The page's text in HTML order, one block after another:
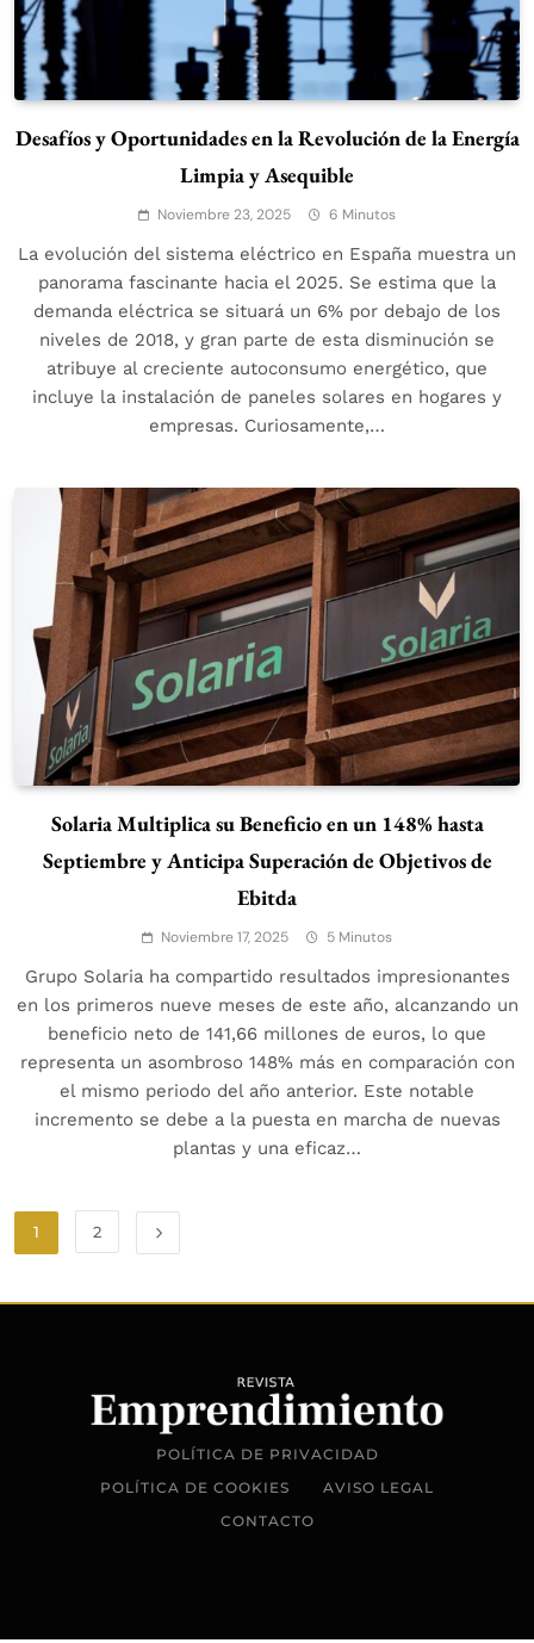
Desafíos y Oportunidades en la Revolución de la Energía
Limpia y Asequible
Noviembre 23, 2025 6 Minutos
La evolución del sistema eléctrico en España muestra un
panorama fascinante hacia el 2025. Se estima que la
demanda eléctrica se situará un 6% por debajo de los
niveles de 2018, y gran parte de esta disminución se
atribuye al creciente autoconsumo energético, que
incluye la instalación de paneles solares en hogares y
empresas. Curiosamente,…
Solaria Multiplica su Beneficio en un 148% hasta
Septiembre y Anticipa Superación de Objetivos de
Ebitda
Noviembre 17, 2025 5 Minutos
Grupo Solaria ha compartido resultados impresionantes
en los primeros nueve meses de este año, alcanzando un
beneficio neto de 141,66 millones de euros, lo que
representa un asombroso 148% más en comparación con
el mismo periodo del año anterior. Este notable
incremento se debe a la puesta en marcha de nuevas
plantas y una eficaz…
1 2
POLÍTICA DE PRIVACIDAD
POLÍTICA DE COOKIES
AVISO LEGAL
CONTACTO